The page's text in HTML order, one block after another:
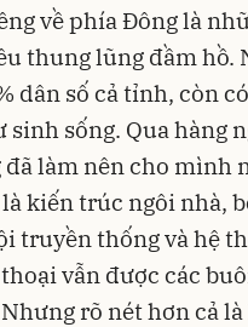
về phía Đông là
thung lũng đầm hồ.
dân số cả tỉnh, còn
sống. Qua hàng
làm nên cho mình
kiến trúc ngôi nhà,
truyền thống và hệ
vẫn được các
rõ nét hơn cả